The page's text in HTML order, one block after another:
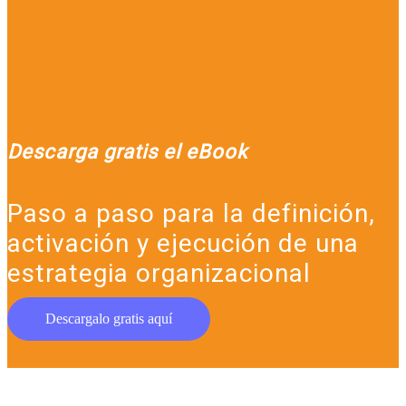
Descarga gratis el eBook
Paso a paso para la definición,
activación y ejecución de una
estrategia organizacional
Descargalo gratis aquí